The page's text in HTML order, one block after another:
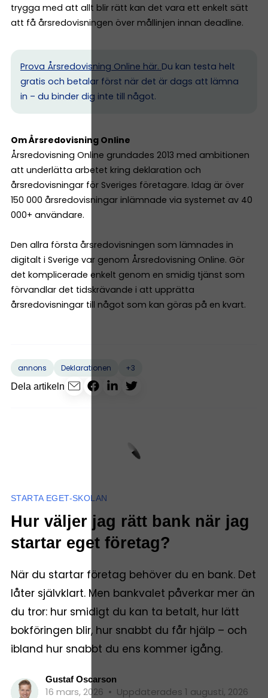
trygga med att allt blir rätt kan det vara ett enkelt sätt
att få årsredovisningen över mållinjen innan deadline.
Prova Årsredovisning Online här. Du kan testa helt
gratis och betalar först när det är dags att lämna
in – du binder dig inte till något.
Om Årsredovisning Online
Årsredovisning Online grundades 2013 med ambitionen
att underlätta arbetet kring deklaration och
årsredovisningar för Sveriges företagare. Idag är över
150 000 årsredovisningar inlämnade via systemet av 40
000+ användare.
Den allra första årsredovisningen som lämnades in
digitalt i Sverige var genom Årsredovisning Online. Gör
det komplicerade enkelt genom en smidig tjänst som
förvandlar det tidskrävande i att upprätta
årsredovisningar till något som kan göras på en kvart.
annons Deklarationen
+3
Dela artikeln
STARTA EGET-SKOLAN
Hur väljer jag rätt bank när jag
startar eget företag?
När du startar företag behöver du en bank. Det
låter självklart. Men bankvalet påverkar mer än
du tror: hur smidigt du kan ta betalt, hur lätt
bokföringen blir, hur snabbt du får hjälp – och
ibland hur snabbt du ens kommer igång.
Gustaf Oscarson
16 mars, 2026 • Uppdaterades 1 augusti, 2026